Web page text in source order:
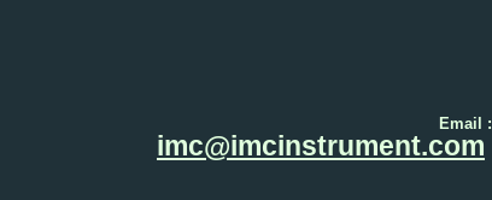
Email :
imc@imcinstrument.com